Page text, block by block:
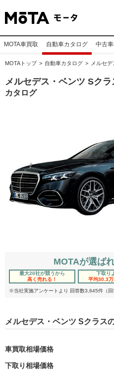
MOTA車買取 自動車カタログ 中古
MOTAトップ 自動車カタログ メルセ
メルセデス・ベンツ Sクラ
カタログ
MOTAが選ば
最大20社が競うから
高く売れる！
下取り
平均30.3
※当社実施アンケートより 回答数3,645件（
メルセデス・ベンツ Sクラス
車買取相場価格
下取り相場価格